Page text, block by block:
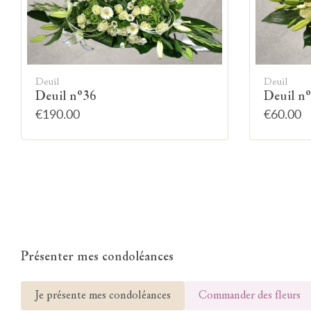
Deuil
Deuil n°36
€190.00
Deuil
Deuil
€60.00
Présenter mes condoléances
Je présente mes condoléances Commander des fleurs